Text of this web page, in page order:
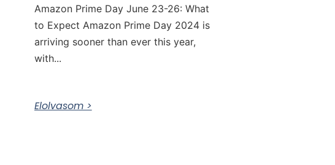
Amazon Prime Day June 23-26: What
to Expect Amazon Prime Day 2024 is
arriving sooner than ever this year,
with...
Elolvasom >